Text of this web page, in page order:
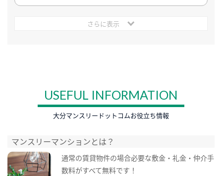
さらに表示
USEFUL INFORMATION
大分マンスリードットコムお役立ち情報
マンスリーマンションとは？
通常の賃貸物件の場合必要な敷金・礼金・仲介手
数料がすべて無料です！